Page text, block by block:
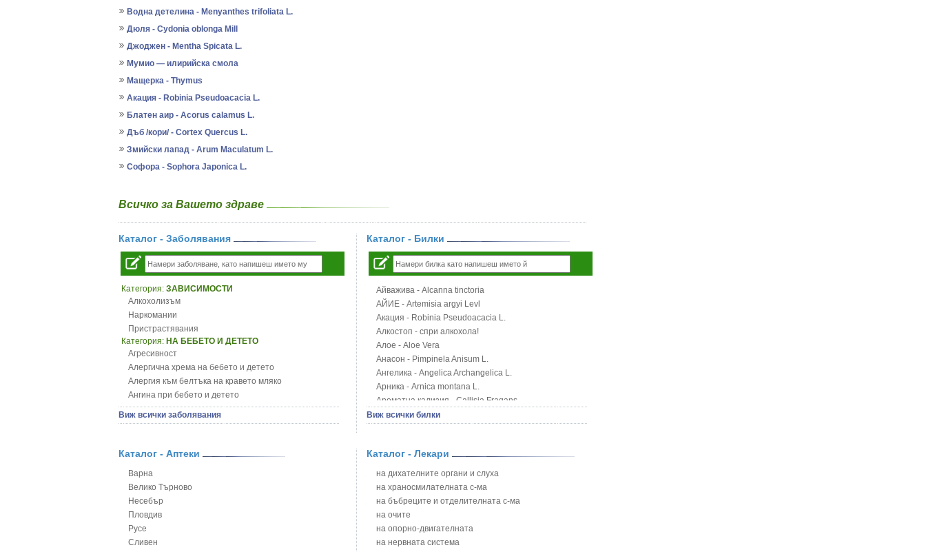
Водна детелина - Menyanthes trifoliata L.
Дюля - Cydonia oblonga Mill
Джоджен - Mentha Spicata L.
Мумио — илирийска смола
Мащерка - Thymus
Акация - Robinia Pseudoacacia L.
Блатен аир - Acorus calamus L.
Дъб /кори/ - Cortex Quercus L.
Змийски лапад - Arum Maculatum L.
Софора - Sophora Japonica L.
Всичко за Вашето здраве
Каталог - Заболявания
Категория: ЗАВИСИМОСТИ
Алкохолизъм
Наркомании
Пристрастявания
Категория: НА БЕБЕТО И ДЕТЕТО
Агресивност
Алергична хрема на бебето и детето
Алергия към белтъка на кравето мляко
Ангина при бебето и детето
Анемия при бебето и детето
Апетит - пълни деца
Безапетитие при бебето и детето
Бронхит и пневмония при деца
Варицела
Висока температура на бебето и детето
Възпаление на ушите на бебето и детето
Глисти
Грижа за пъпа на новороденото
Виж всички заболявания
Каталог - Билки
Айважива - Alcanna tinctoria
АЙИЕ - Artemisia argyi Levl
Акация - Robinia Pseudoacacia L.
Алкостоп - спри алкохола!
Алое - Aloe Vera
Анасон - Pimpinela Anisum L.
Ангелика - Angelica Archangelica L.
Арника - Arnica montana L.
Ароматна кализия - Callisia Fragans
Арония - Sorbus melanocorpa
Блатен аир - Acorus calamus L.
Блатен тъжник - Spirea ulmaria L.
Блян
Бобови шушулки - Phaseolus Vulgaris L.
Божур - Paeonia Decora
Борови връхчета - Pinus sylvestris
Босилек - Ocimum Basillicum
Виж всички билки
Каталог - Аптеки
Варна
Велико Търново
Несебър
Пловдив
Русе
Сливен
Каталог - Лекари
на дихателните органи и слуха
на храносмилателната с-ма
на бъбреците и отделителната с-ма
на очите
на опорно-двигателната
на нервната система